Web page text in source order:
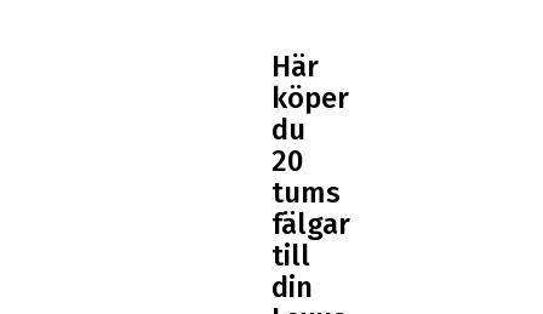
Här
köper
du
20
tums
fälgar
till
din